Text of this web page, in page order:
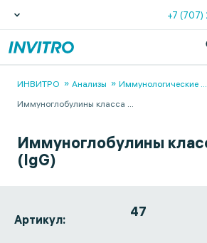
+7 (707)
ИНВИТРО Анализы Иммунологические ...
Иммуноглобулины класса ...
Иммуноглобулины
(IgG)
Артикул: 47